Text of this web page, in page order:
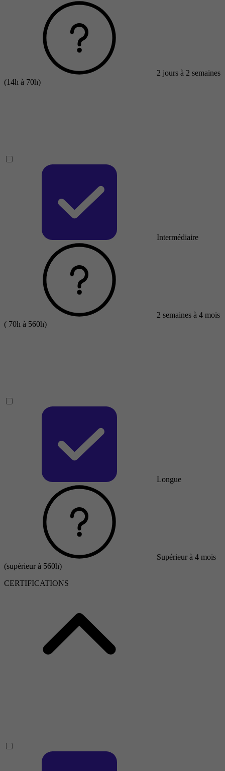
2 jours à 2 semaines
(14h à 70h)
Intermédiaire
2 semaines à 4 mois
( 70h à 560h)
Longue
Supérieur à 4 mois
(supérieur à 560h)
CERTIFICATIONS